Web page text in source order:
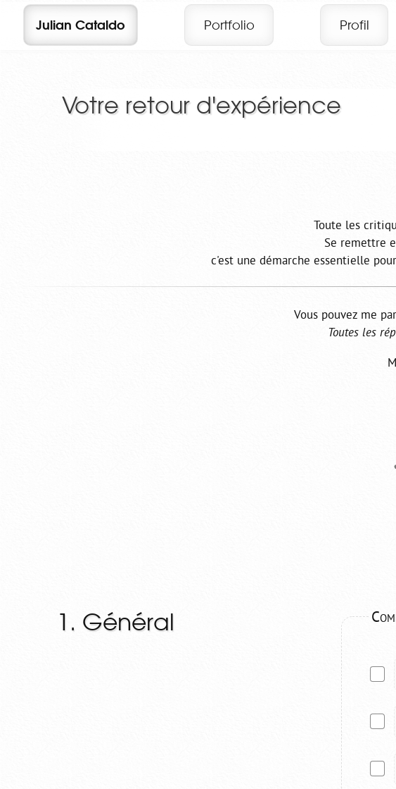
Julian Cataldo Portfolio Profil
Votre retour d'expérience
Toute les
Se remettre
c'est une démarche essentielle
Vous pouvez me
Toutes les
1. Général